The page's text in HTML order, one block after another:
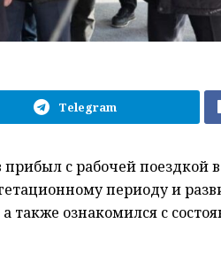
Telegram
с рабочей поездкой в
периоду и
также ознакомился с